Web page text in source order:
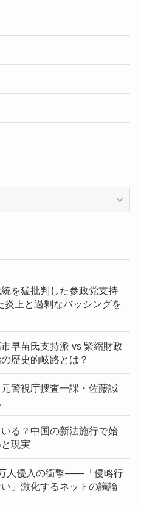
を猛批判した参政党支持
上と過剰なバッシングを
早苗氏支持派 vs 緊縮財政
歴史的岐路とは？
警視庁捜査一課・佐藤誠
る？中国の新法施行で始
現実
人侵入の衝撃——「侵略行
」激化するネットの議論